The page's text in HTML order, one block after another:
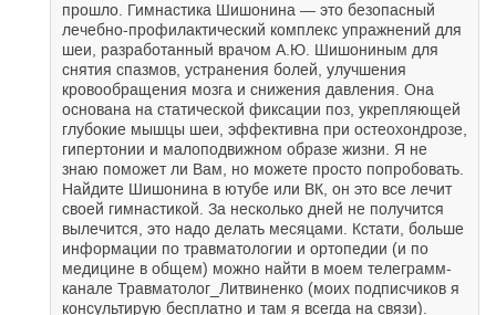
прошло. Гимнастика Шишонина — это безопасный
лечебно-профилактический комплекс упражнений для
шеи, разработанный врачом А.Ю. Шишониным для
снятия спазмов, устранения болей, улучшения
кровообращения мозга и снижения давления. Она
основана на статической фиксации поз, укрепляющей
глубокие мышцы шеи, эффективна при остеохондрозе,
гипертонии и малоподвижном образе жизни. Я не
знаю поможет ли Вам, но можете просто попробовать.
Найдите Шишонина в ютубе или ВК, он это все лечит
своей гимнастикой. За несколько дней не получится
вылечится, это надо делать месяцами. Кстати, больше
информации по травматологии и ортопедии (и по
медицине в общем) можно найти в моем телеграмм-
канале Травматолог_Литвиненко (моих подписчиков я
консультирую бесплатно и там я всегда на связи).